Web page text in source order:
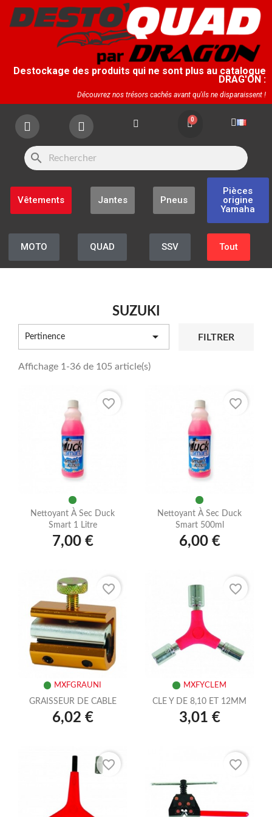
Destockage des produits qui ne sont plus au catalogue
DRAG'ON :
Découvrez nos trésors cachés avant qu'ils ne disparaissent !
search
Pièces
origine
Yamaha
Pneus
Jantes
Vêtements
Tout
SSV
QUAD
MOTO
SUZUKI
Pertinence  FILTRER
Affichage 1-36 de 105 article(s)
Nettoyant À Sec Duck
Smart 1 Litre
7,00 €
favorite_border
Nettoyant À Sec Duck
Smart 500ml
6,00 €
favorite_border
MXFGRAUNI
GRAISSEUR DE CABLE
6,02 €
favorite_border
MXFYCLEM
CLE Y DE 8,10 ET 12MM
3,01 €
favorite_border
favorite_border favorite_border